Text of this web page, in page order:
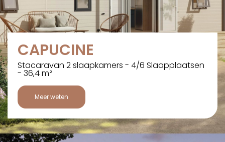
CAPUCINE
Stacaravan 2 slaapkamers - 4/6 Slaapplaatsen
- 36,4 m²
Meer weten